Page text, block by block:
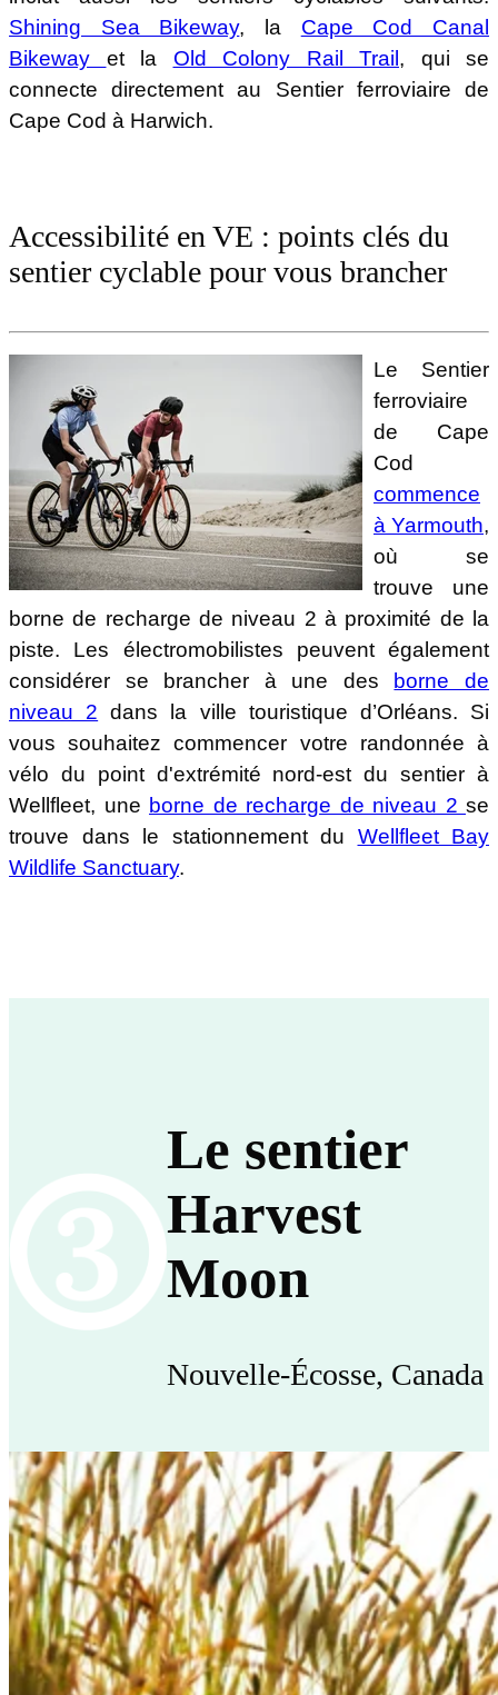
Shining Sea Bikeway, la Cape Cod Canal
Bikeway et la Old Colony Rail Trail, qui se
connecte directement au Sentier ferroviaire de
Cape Cod à Harwich.
Accessibilité en VE : points clés du
sentier cyclable pour vous brancher
Le Sentier
ferroviaire
de Cape
Cod
commence
à Yarmouth,
où se
trouve une
borne de recharge de niveau 2 à proximité de la
piste. Les électromobilistes peuvent également
considérer se brancher à une des
borne de
niveau 2 dans la ville touristique d’Orléans. Si
vous souhaitez commencer votre randonnée à
vélo du point d'extrémité nord-est du sentier à
Wellfleet, une borne de recharge de niveau 2 se
trouve dans le stationnement du Wellfleet Bay
Wildlife Sanctuary.
Le sentier
Harvest
Moon
Nouvelle-Écosse, Canada